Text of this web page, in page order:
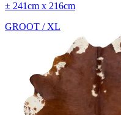
± 241cm x 216cm
GROOT / XL